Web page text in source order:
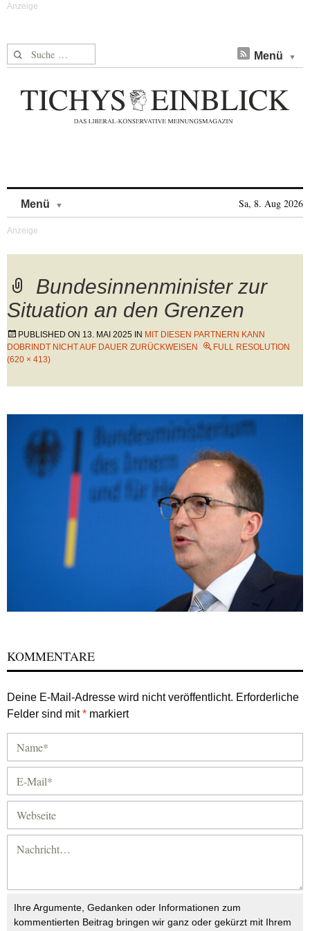
Suche nach: Menü
Menü Sa, 8. Aug 2026
Bundesinnenminister zur
Situation an den Grenzen
PUBLISHED ON 13. MAI 2025 IN MIT DIESEN PARTNERN KANN
DOBRINDT NICHT AUF DAUER ZURÜCKWEISEN
FULL RESOLUTION
(620 × 413)
KOMMENTARE
Deine E-Mail-Adresse wird nicht veröffentlicht. Erforderliche
Felder sind mit* markiert
Ihre Argumente, Gedanken oder Informationen zum
kommentierten Beitrag bringen wir ganz oder gekürzt mit Ihrem